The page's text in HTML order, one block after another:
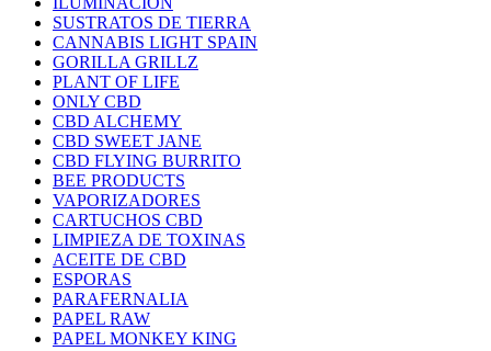
SUSTRATOS DE TIERRA
CANNABIS LIGHT SPAIN
GORILLA GRILLZ
PLANT OF LIFE
ONLY CBD
CBD ALCHEMY
CBD SWEET JANE
CBD FLYING BURRITO
BEE PRODUCTS
VAPORIZADORES
CARTUCHOS CBD
LIMPIEZA DE TOXINAS
ACEITE DE CBD
ESPORAS
PARAFERNALIA
PAPEL RAW
PAPEL MONKEY KING